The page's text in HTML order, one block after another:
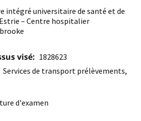
intégré universitaire de santé et de
– Centre hospitalier
visé: 1828623
Services de transport prélèvements,
d'examen